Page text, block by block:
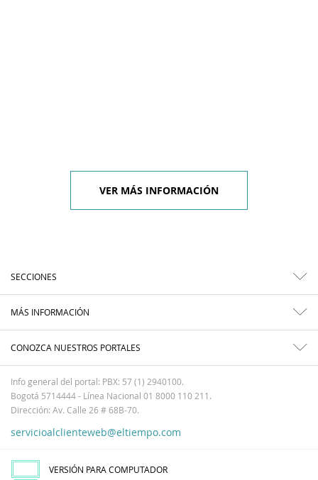
VER MÁS INFORMACIÓN
SECCIONES
MÁS INFORMACIÓN
CONOZCA NUESTROS PORTALES
Info general del portal: PBX: 57 (1) 2940100.
Bogotá 5714444 - Línea Nacional 01 8000 110 211.
Dirección: Av. Calle 26 # 68B-70.
servicioalclienteweb@eltiempo.com
VERSIÓN PARA COMPUTADOR